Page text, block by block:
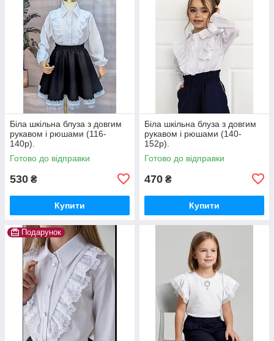
Біла шкільна блуза з довгим
рукавом і рюшами (116-
140р).
Готово до відправки
530 ₴
Купити
Біла шкільна блуза з довгим
рукавом і рюшами (140-
152р).
Готово до відправки
470 ₴
Купити
Подарунок